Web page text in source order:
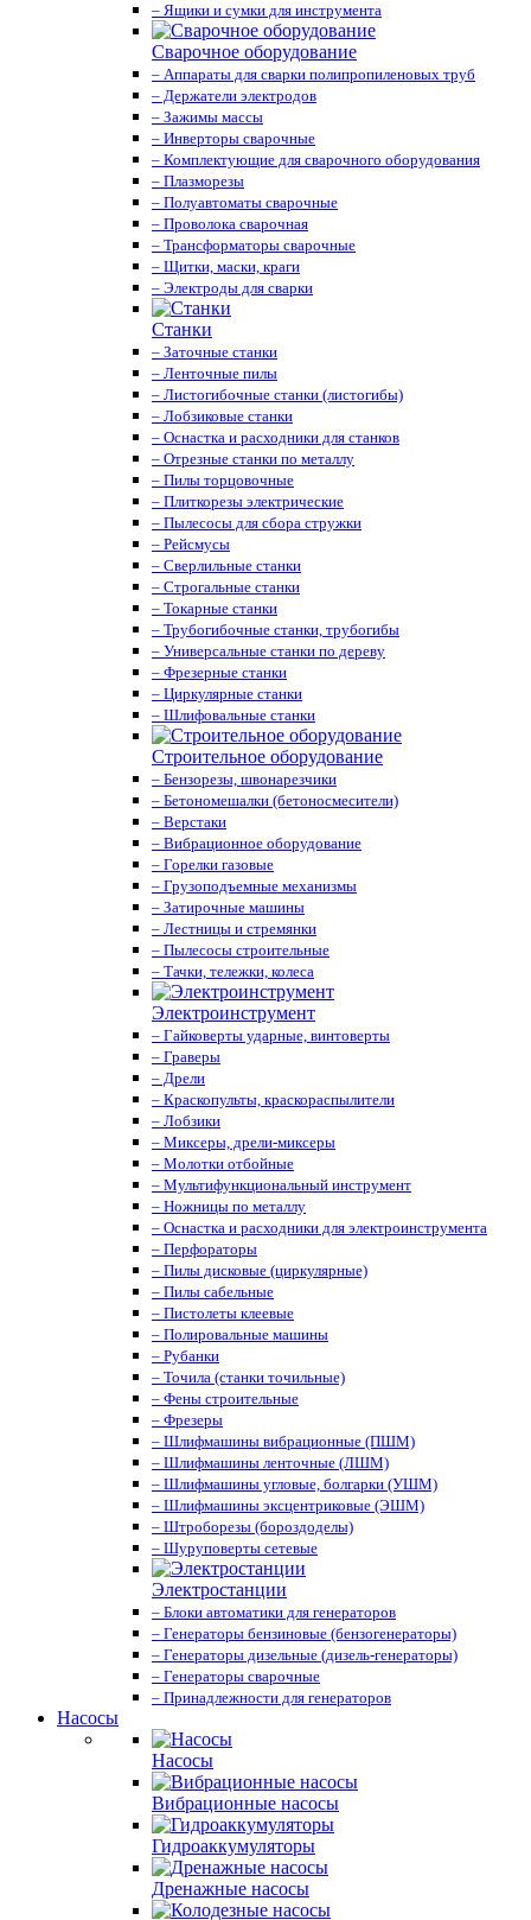
– Ящики и сумки для инструмента
Сварочное оборудование
– Аппараты для сварки полипропиленовых труб
– Держатели электродов
– Зажимы массы
– Инверторы сварочные
– Комплектующие для сварочного оборудования
– Плазморезы
– Полуавтоматы сварочные
– Проволока сварочная
– Трансформаторы сварочные
– Щитки, маски, краги
– Электроды для сварки
Станки
– Заточные станки
– Ленточные пилы
– Листогибочные станки (листогибы)
– Лобзиковые станки
– Оснастка и расходники для станков
– Отрезные станки по металлу
– Пилы торцовочные
– Плиткорезы электрические
– Пылесосы для сбора стружки
– Рейсмусы
– Сверлильные станки
– Строгальные станки
– Токарные станки
– Трубогибочные станки, трубогибы
– Универсальные станки по дереву
– Фрезерные станки
– Циркулярные станки
– Шлифовальные станки
Строительное оборудование
– Бензорезы, швонарезчики
– Бетономешалки (бетоносмесители)
– Верстаки
– Вибрационное оборудование
– Горелки газовые
– Грузоподъемные механизмы
– Затирочные машины
– Лестницы и стремянки
– Пылесосы строительные
– Тачки, тележки, колеса
Электроинструмент
– Гайковерты ударные, винтоверты
– Граверы
– Дрели
– Краскопульты, краскораспылители
– Лобзики
– Миксеры, дрели-миксеры
– Молотки отбойные
– Мультифункциональный инструмент
– Ножницы по металлу
– Оснастка и расходники для электроинструмента
– Перфораторы
– Пилы дисковые (циркулярные)
– Пилы сабельные
– Пистолеты клеевые
– Полировальные машины
– Рубанки
– Точила (станки точильные)
– Фены строительные
– Фрезеры
– Шлифмашины вибрационные (ПШМ)
– Шлифмашины ленточные (ЛШМ)
– Шлифмашины угловые, болгарки (УШМ)
– Шлифмашины эксцентриковые (ЭШМ)
– Штроборезы (бороздоделы)
– Шуруповерты сетевые
Электростанции
– Блоки автоматики для генераторов
– Генераторы бензиновые (бензогенераторы)
– Генераторы дизельные (дизель-генераторы)
– Генераторы сварочные
– Принадлежности для генераторов
Насосы
Насосы
Вибрационные насосы
Гидроаккумуляторы
Дренажные насосы